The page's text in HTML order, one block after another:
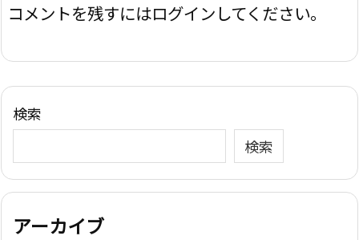
コメントを残すにはログインしてください。
検索
検索
アーカイブ